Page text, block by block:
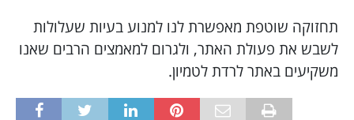
תחזוקה שוטפת מאפשרת לנו למנוע בעיות שעלולות
לשבש את פעולת האתר, ולגרום למאמצים הרבים שאנו
משקיעים באתר לרדת לטמיון.